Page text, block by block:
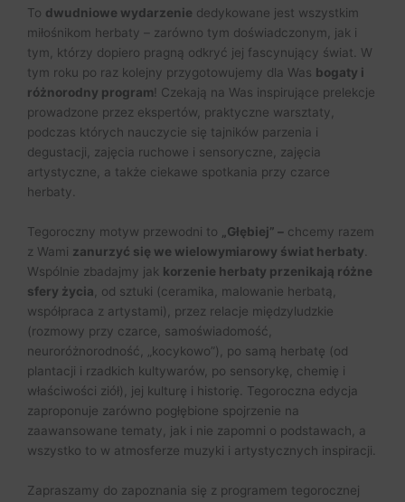
To dwudniowe wydarzenie dedykowane jest wszystkim
miłośnikom herbaty – zarówno tym doświadczonym, jak i
tym, którzy dopiero pragną odkryć jej fascynujący świat. W
tym roku po raz kolejny przygotowujemy dla Was bogaty i
różnorodny program! Czekają na Was inspirujące prelekcje
prowadzone przez ekspertów, praktyczne warsztaty,
podczas których nauczycie się tajników parzenia i
degustacji, zajęcia ruchowe i sensoryczne, zajęcia
artystyczne, a także ciekawe spotkania przy czarce
herbaty.
Tegoroczny motyw przewodni to „Głębiej” – chcemy razem
z Wami zanurzyć się we wielowymiarowy świat herbaty
Wspólnie zbadajmy jak korzenie herbaty przenikają różne
sfery życia , od sztuki (ceramika, malowanie herbatą,
współpraca z artystami), przez relacje międzyludzkie
(rozmowy przy czarce, samoświadomość,
neuroróżnorodność, „kocykowo”), po samą herbatę (od
plantacji i rzadkich kultywarów, po sensorykę, chemię i
właściwości ziół), jej kulturę i historię. Tegoroczna edycja
zaproponuje zarówno pogłębione spojrzenie na
zaawansowane tematy, jak i nie zapomni o podstawach, a
wszystko to w atmosferze muzyki i artystycznych inspiracji.
Zapraszamy do zapoznania się z programem tegorocznej